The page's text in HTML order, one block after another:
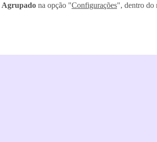
Agrupado na opção "Configurações", dentro do